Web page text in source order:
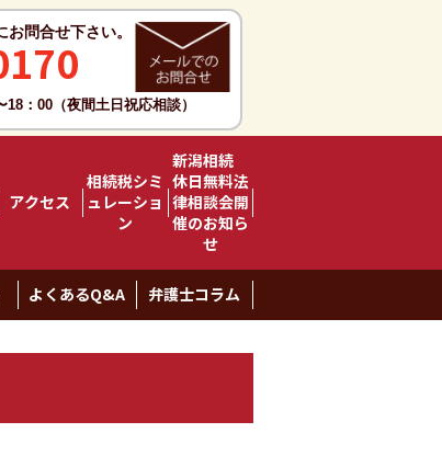
問合せ下さい。
18：00（夜間土日祝応相談）
アクセス
相続税シミ
ュレーショ
ン
新潟相続
休日無料法
律相談会開
催のお知ら
せ
よくあるQ&A 弁護士コラム